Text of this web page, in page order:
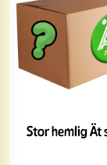
Stor hemlig Ät